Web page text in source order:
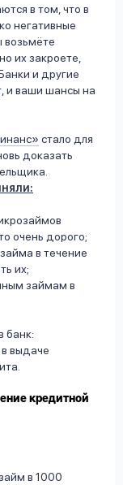
в том, что в
негативные
возьмёте
их закроете,
Банки и другие
и ваши шансы на
стало для
доказать
очень дорого;
в течение
их;
займам в
банк:
выдаче
кредитной
в 1000